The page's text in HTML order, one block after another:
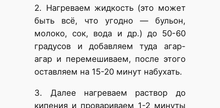
2. Нагреваем жидкость (это может
быть всё, что угодно — бульон,
молоко, сок, вода и др.) до 50-60
градусов и добавляем туда агар-
агар и перемешиваем, после этого
оставляем на 15-20 минут набухать.
3. Далее нагреваем раствор до
кипения и провариваем 1-2 минуты